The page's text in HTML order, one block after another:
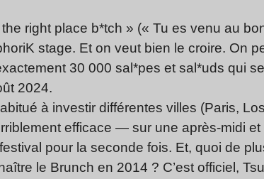
right place b*tch » (« Tu es venu au
stage. Et on veut bien le croire. On
30 000 sal*pes et sal*uds qui
2024.
à investir différentes villes (Paris,
efficace — sur une après-midi et
festival pour la seconde fois. Et, quoi de
le Brunch en 2014 ? C’est officiel,